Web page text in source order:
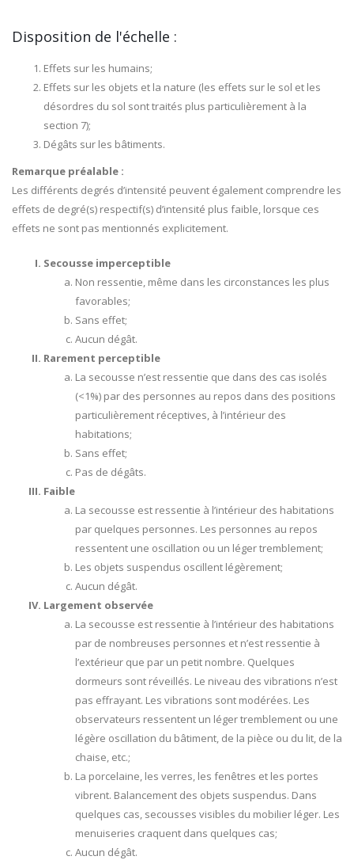
Disposition de l'échelle :
Effets sur les humains;
Effets sur les objets et la nature (les effets sur le sol et les
désordres du sol sont traités plus particulièrement à la
section 7);
Dégâts sur les bâtiments.
Remarque préalable :
Les différents degrés d’intensité peuvent également comprendre les
effets de degré(s) respectif(s) d’intensité plus faible, lorsque ces
effets ne sont pas mentionnés explicitement.
Secousse imperceptible
Non ressentie, même dans les circonstances les plus
favorables;
Sans effet;
Aucun dégât.
Rarement perceptible
La secousse n’est ressentie que dans des cas isolés
(<1%) par des personnes au repos dans des positions
particulièrement réceptives, à l’intérieur des
habitations;
Sans effet;
Pas de dégâts.
Faible
La secousse est ressentie à l’intérieur des habitations
par quelques personnes. Les personnes au repos
ressentent une oscillation ou un léger tremblement;
Les objets suspendus oscillent légèrement;
Aucun dégât.
Largement observée
La secousse est ressentie à l’intérieur des habitations
par de nombreuses personnes et n’est ressentie à
l’extérieur que par un petit nombre. Quelques
dormeurs sont réveillés. Le niveau des vibrations n’est
pas effrayant. Les vibrations sont modérées. Les
observateurs ressentent un léger tremblement ou une
légère oscillation du bâtiment, de la pièce ou du lit, de la
chaise, etc.;
La porcelaine, les verres, les fenêtres et les portes
vibrent. Balancement des objets suspendus. Dans
quelques cas, secousses visibles du mobilier léger. Les
menuiseries craquent dans quelques cas;
Aucun dégât.